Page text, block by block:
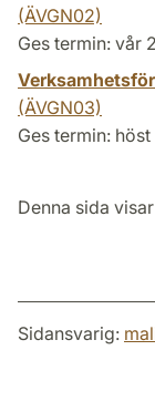
(ÄVGN02)
Ges termin: vår
(ÄVGN03)
Ges termin:
Denna sida
Sidansvarig: